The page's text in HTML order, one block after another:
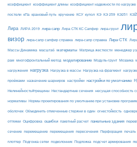
коэффициент коэффициент длины коэффициент надежности по нагрузке
постели кПа крановый путь кручение КСУ купол КЭ КЭ 259 КЭ251
Лира ЛИРА 2019 лира сапр Лира СТК КС Сапфир лира-грунт
визор лира-сапр сапфир справка лира-сапр справка Лира-СТК
Массы Динамика масштаб материалы Матрица жесткости менеджер
рам многофронтальный метод моделирование Модуль-грунт Мозаика
нагружения нагрузка Нагрузка в массы Нагрузка на фрагмент
проёмами назначение шарниров настройки настройки по умолчанию
Нелинейность#трещины Нестандартные сечения несущая способность
нормативы Нормы проектирования по умолчанию при установке
оболочек Объединить отмеченные стержни в один огнестойкость
оттяжки Оцифровка ошибки пакетный расчет панельные здания
сечение перемещение перемещения пересечения Перфорация печать
плоттер Подгонка сетки подколонник Подложка подсчет армирования